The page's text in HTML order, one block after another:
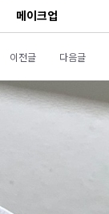
메이크업
이전글 다음글